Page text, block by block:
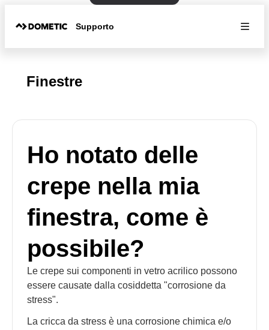
Supporto
Finestre
Ho notato delle
crepe nella mia
finestra, come è
possibile?
Le crepe sui componenti in vetro acrilico possono
essere causate dalla cosiddetta "corrosione da
stress".
La cricca da stress è una corrosione chimica e/o